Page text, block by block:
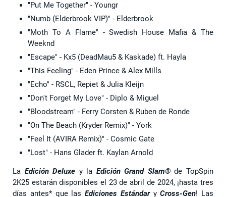
"Put Me Together" - Youngr
"Numb (Elderbrook VIP)" - Elderbrook
"Moth To A Flame" - Swedish House Mafia & The
Weeknd
"Escape" - Kx5 (DeadMau5 & Kaskade) ft. Hayla
"This Feeling" - Eden Prince & Alex Mills
"Echo" - RSCL, Repiet & Julia Kleijn
"Don't Forget My Love" - Diplo & Miguel
"Bloodstream" - Ferry Corsten & Ruben de Ronde
"On The Beach (Kryder Remix)" - York
"Feel It (AVIRA Remix)" - Cosmic Gate
"Lost" - Hans Glader ft. Kaylan Arnold
La Edición Deluxe y la Edición Grand Slam®de TopSpin
2K25 estarán disponibles el 23 de abril de 2024, ¡hasta tres
días antes* que las Ediciones EstándaryCross-Gen! Las